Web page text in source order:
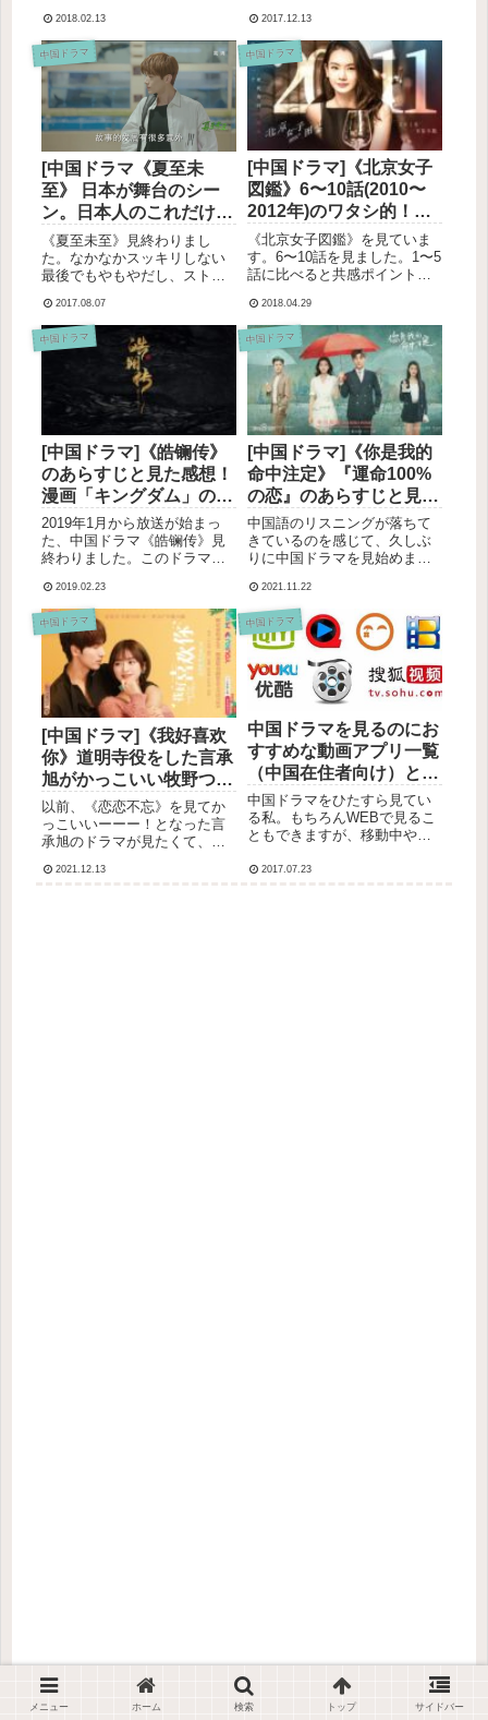
想。日本でも3月26日からCS
本語タイトルは「琅琊榜＜弐
＞～風雲来る長林軍～」。期
待...
2018.02.13
マを見るのが癒しの時間にな
っています。最近は、日本の
テレビもネットやアプリで見
られるようになったのでとっ
ても便利！高いお金を払って
インタ...
2017.12.13
中国ドラマ
[中国ドラマ《夏至未
至》 日本が舞台のシー
ン。日本人のこれだけは
言わせて！
《夏至未至》見終わりまし
た。なかなかスッキリしない
最後でもやもやだし、ストー
なかったしで、あまりおすす
めはしません。言ってしまう
とつまらなかったわけですが
（笑）、長時間見続けて結果
つまらなかった、だけではな
んだか悔...
2017.08.07
中国ドラマ
[中国ドラマ]《北京女子
図鑑》6〜10話(2010〜
2012年)のワタシ的！名
言集
《北京女子図鑑》を見ていま
す。6〜10話を見ました。1〜5
話に比べると共感ポイントは
れど（私こんな派手な恋愛し
てきてなーい！）、それでも
なかなかいいセリフがたくさ
んありました。その中でも個
人的に響いた（、またはぐ
さ...
2018.04.29
中国ドラマ
[中国ドラマ]《皓镧传》
のあらすじと見た感想！
漫画「キングダム」のち
ょっと前のお話。キング
ダムファンは絶対面白
い！
2019年1月から放送が始まっ
た、中国ドラマ《皓镧传》見
終わりました。このドラマ、
好きな方は絶対楽しいは
ず！！！なぜならば！同じ時
代を描いているから！厳密に
言うと、《皓镧传》は「キン
グダム」が始まるちょっと前
の時代...
2019.02.23
中国ドラマ
[中国ドラマ]《你是我的
命中注定》『運命100%
の恋』のあらすじと見た
感想。展開が速くてドキ
ドキハラハラが止まらな
い！
中国語のリスニングが落ちて
きているのを感じて、久しぶ
りに中国ドラマを見始めまし
屏で評価がべらぼーに高かっ
た2020年の《你是我的命中注
定》を見てみることにしまし
た。日本でも翌年2021年に
『運命100%の恋』という...
2021.11.22
中国ドラマ
[中国ドラマ]《我好喜欢
你》道明寺役をした言承
旭がかっこいい牧野つく
し役をした沈月が可愛い
キュンキュンドラマ！服
飾デザイナーのお話。
以前、《恋恋不忘》を見てか
っこいいーーー！となった言
承旭のドラマが見たくて、ち
你》を見ました！言承旭は、
2021.12.13
中国ドラマ
中国ドラマを見るのにお
すすめな動画アプリ一覧
（中国在住者向け）と
BATの戦い
中国ドラマをひたすら見てい
る私。もちろんWEBで見るこ
ともできますが、移動中やジ
ウンロードしておくのが便利
2017.07.23
メニュー ホーム 検索 トップ サイドバー